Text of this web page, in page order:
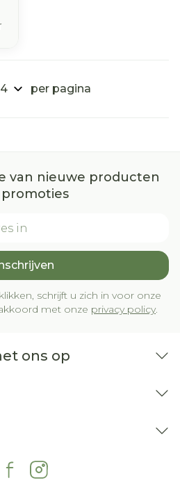
per pagina
van nieuwe producten
schrijft u zich in voor onze
met onze privacy policy.
ons op